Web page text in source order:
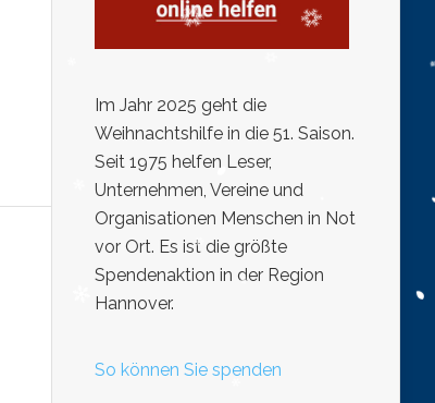
Im Jahr 2025 geht die
Weihnachtshilfe in die 51. Saison.
Seit 1975 helfen Leser,
Unternehmen, Vereine und
Organisationen Menschen in Not
vor Ort. Es ist die größte
Spendenaktion in der Region
Hannover.
So können Sie spenden